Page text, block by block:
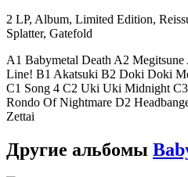
2 LP, Album, Limited Edition,
Splatter, Gatefold
A1 Babymetal Death A2
Line! B1 Akatsuki B2 Doki Doki
C1 Song 4 C2 Uki Uki Midnight
Rondo Of Nightmare D2
Zettai
Другие альбомы